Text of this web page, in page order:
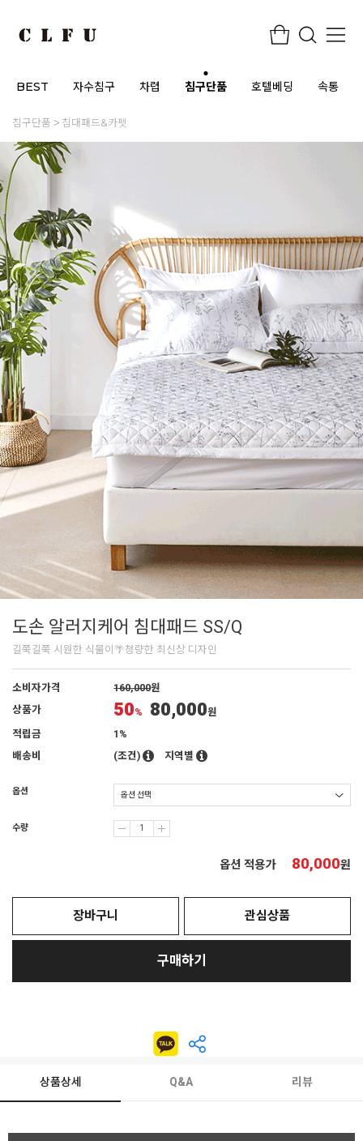
BEST 자수침구 차렵 침구단품 호텔베딩 속통
침구단품 침대패드&카펫
도손 알러지케어 침대패드 SS/Q
길쭉길쭉 시원한 식물이🌴청량한 최신상 디자인
소비자가격 160,000원
상품가
50% 80,000원
적립금
1%
배송비
(조건) 지역별
옵션
수량
옵션 적용가 80,000원
장바구니 관심상품
구매하기
상품상세 Q&A 리뷰